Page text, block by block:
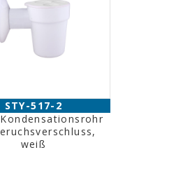
STY-517-2
weiß